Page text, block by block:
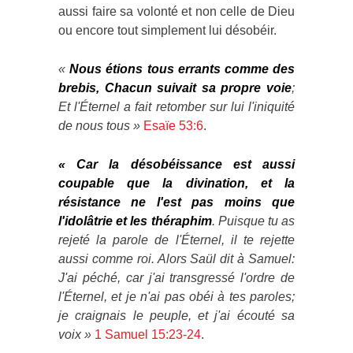
aussi faire sa volonté et non celle de Dieu
ou encore tout simplement lui désobéir.
«Nous étions tous errants comme des
brebis, Chacun suivait sa propre voie;
Et l'Éternel a fait retomber sur lui l'iniquité
de nous tous » Esaïe 53:6.
«Car la désobéissance est aussi
coupable que la divination, et la
résistance ne l'est pas moins que
l'idolâtrie et les théraphim. Puisque tu as
rejeté la parole de l'Éternel, il te rejette
aussi comme roi. Alors Saül dit à Samuel:
J'ai péché, car j'ai transgressé l'ordre de
l'Éternel, et je n'ai pas obéi à tes paroles;
je craignais le peuple, et j'ai écouté sa
voix » 1 Samuel 15:23-24.